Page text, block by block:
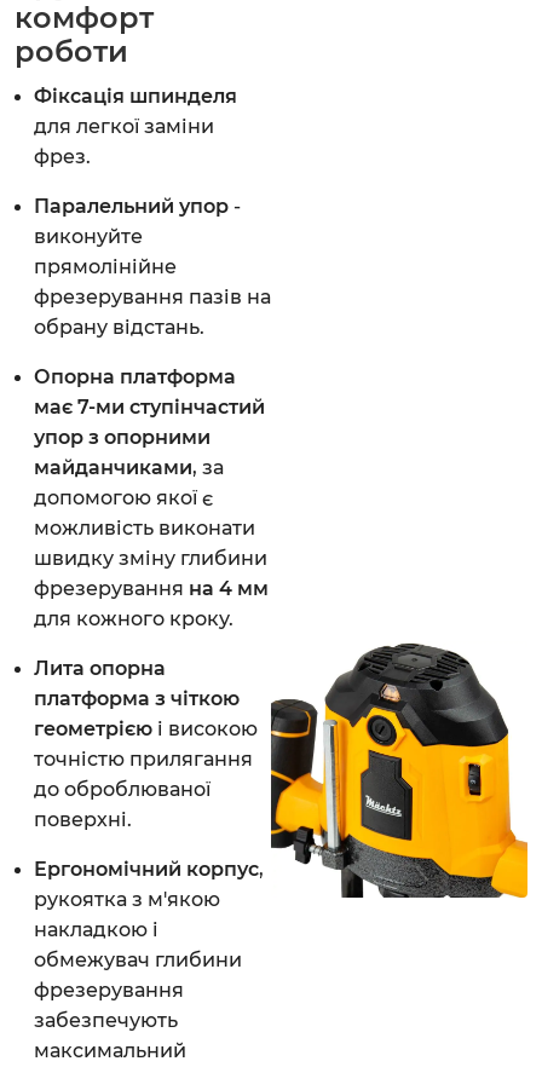
комфорт
роботи
Фіксація шпинделя
для легкої заміни
фрез.
Паралельний упор -
виконуйте
прямолінійне
фрезерування пазів на
обрану відстань.
Опорна платформа
має 7-ми ступінчастий
упор з опорними
майданчиками, за
допомогою якої є
можливість виконати
швидку зміну глибини
фрезерування на 4 мм
для кожного кроку.
Лита опорна
платформа з чіткою
геометрією і високою
точністю прилягання
до оброблюваної
поверхні.
Ергономічний корпус,
рукоятка з м'якою
накладкою і
обмежувач глибини
фрезерування
забезпечують
максимальний